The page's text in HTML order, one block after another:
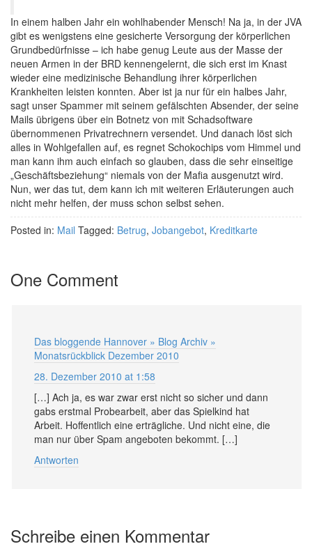
In einem halben Jahr ein wohlhabender Mensch! Na ja, in der JVA
gibt es wenigstens eine gesicherte Versorgung der körperlichen
Grundbedürfnisse – ich habe genug Leute aus der Masse der
neuen Armen in der BRD kennengelernt, die sich erst im Knast
wieder eine medizinische Behandlung ihrer körperlichen
Krankheiten leisten konnten. Aber ist ja nur für ein halbes Jahr,
sagt unser Spammer mit seinem gefälschten Absender, der seine
Mails übrigens über ein Botnetz von mit Schadsoftware
übernommenen Privatrechnern versendet. Und danach löst sich
alles in Wohlgefallen auf, es regnet Schokochips vom Himmel und
man kann ihm auch einfach so glauben, dass die sehr einseitige
„Geschäftsbeziehung“ niemals von der Mafia ausgenutzt wird.
Nun, wer das tut, dem kann ich mit weiteren Erläuterungen auch
nicht mehr helfen, der muss schon selbst sehen.
Posted in: Mail Tagged: Betrug, Jobangebot, Kreditkarte
One Comment
Das bloggende Hannover » Blog Archiv »
Monatsrückblick Dezember 2010
28. Dezember 2010 at 1:58
[…] Ach ja, es war zwar erst nicht so sicher und dann
gabs erstmal Probearbeit, aber das Spielkind hat
Arbeit. Hoffentlich eine erträgliche. Und nicht eine, die
man nur über Spam angeboten bekommt. […]
Antworten
Schreibe einen Kommentar